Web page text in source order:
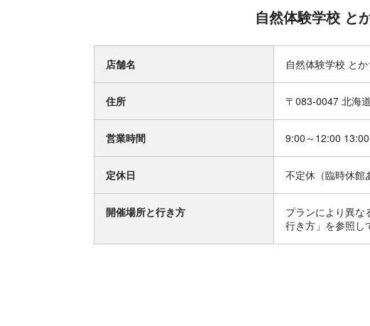
自然体験学校 と
店舗名 自然体験学校 と
住所 〒083-0047 北海
営業時間 9:00～12:00
定休日 不定休（臨時休館
開催場所と行き方
プランにより異な
行き方」を参照し